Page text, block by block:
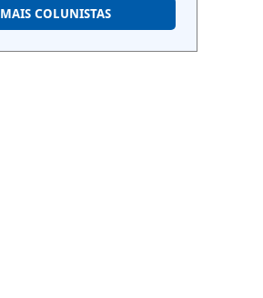
MAIS COLUNISTAS